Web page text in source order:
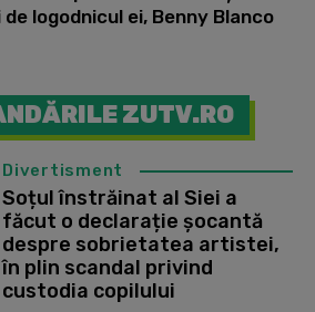
logodnicul ei, Benny Blanco
ZUTV.RO
Divertisment
Soțul înstrăinat al Siei a
făcut o declarație șocantă
despre sobrietatea artistei,
în plin scandal privind
custodia copilului